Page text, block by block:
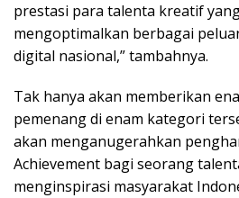
prestasi para talenta kreatif
mengoptimalkan berbagai
digital nasional,” tambahnya.
Tak hanya akan memberikan
pemenang di enam kategori
akan menganugerahkan
Achievement bagi seorang
menginspirasi masyarakat